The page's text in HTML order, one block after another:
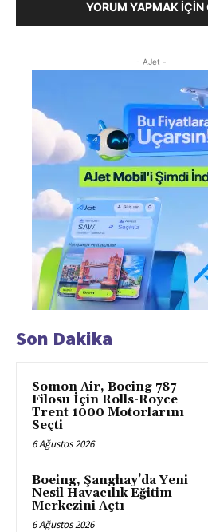
YORUM YAPMAK İÇIN
- AJet -
Son Dakika
Somon Air, Boeing 787
Filosu İçin Rolls-Royce
Trent 1000 Motorlarını
Seçti
6 Ağustos 2026
Boeing, Şanghay’da Yeni
Nesil Havacılık Eğitim
Merkezini Açtı
6 Ağustos 2026